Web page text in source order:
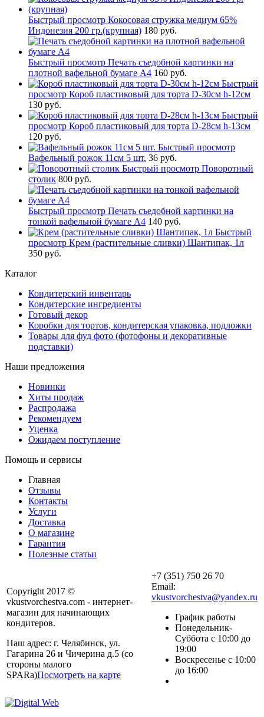
Быстрый просмотр Кокосовая стружка медиум 65%
Индонезия 200 гр.(крупная) 180 руб.
Быстрый просмотр Печать съедобной картинки на
плотной вафельной бумаге А4 160 руб.
Быстрый
просмотр Короб пластиковый для торта D-30см h-12см
130 руб.
Быстрый
просмотр Короб пластиковый для торта D-28см h-13см
120 руб.
Быстрый просмотр
Вафельный рожок 11см 5 шт. 36 руб.
Быстрый просмотр Поворотный
столик 800 руб.
Быстрый просмотр Печать съедобной картинки на
тонкой вафельной бумаге А4 140 руб.
Быстрый
просмотр Крем (растительные сливки) Шантипак, 1л
350 руб.
Каталог
Кондитерский инвентарь
Кондитерские ингредиенты
Готовый декор
Коробки для тортов, кондитерская упаковка, подложки
Товары для фуд фото (фотофоны и декоративные
подставки)
Наши предложения
Новинки
Хиты продаж
Распродажа
Рекомендуем
Уценка
Ожидаем поступление
Помощь и сервисы
Главная
Отзывы
Контакты
Услуги
Доставка
О магазине
Гарантия
Полезные статьи
Copyright 2017 ©
vkustvorchestva.com - интернет-
магазин для начинающих
кондитеров.
Наш адрес: г. Челябинск, ул.
Гагарина 26 и Чичерина д.5 (со
стороны малого
SPARa)Посмотреть на карте
+7 (351) 750 26 70
Email:
vkustvorchestva@yandex.ru
График работы
Понедельник-
Суббота с 10:00 до
19:00
Воскресенье с 10:00
до 16:00